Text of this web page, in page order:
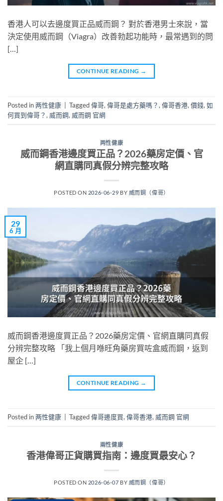
香港人可以去邊度買正品威而鋼？ 對於香港男士來說，當
決定使用威而鋼（Viagra）改善勃起功能時，最常遇到的問
[…]
CONTINUE READING →
Posted in两性健康 Tagged偉哥, 偉哥是處方藥嗎？, 偉哥香港, 價錢, 如
何買到偉哥？, 威而鋼, 威而鋼 官網
两性健康
威而鋼香港邊度買正品？2026藥房定價、官
網直購同真假分辨完整攻略
POSTED ON 2026-06-29 BY 威而鋼（偉哥）
29
6 月
威而鋼香港邊度買正品？2026藥房定價、官網直購同真假
分辨完整攻略 「我上個月喺旺角藥房買咗盒威而鋼，返到
屋企 […]
CONTINUE READING →
Posted in两性健康 Tagged偉哥邊度買, 偉哥香港, 威而鋼 官網
兩性健康
香港偉哥正貨購買指南：邊度買最安心？
POSTED ON 2026-06-07 BY 威而鋼（偉哥）